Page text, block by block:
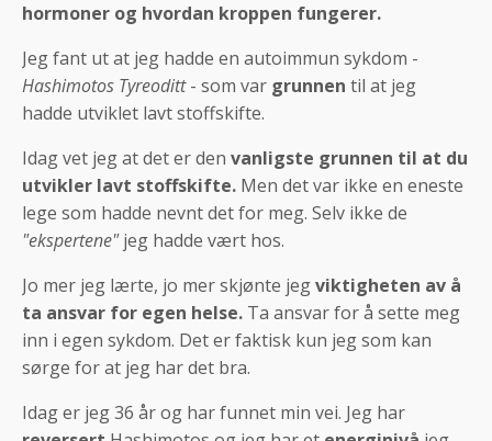
hormoner og hvordan kroppen fungerer.
Jeg fant ut at jeg hadde en autoimmun sykdom -
Hashimotos Tyreoditt- som var grunnen til at jeg
hadde utviklet lavt stoffskifte.
Idag vet jeg at det er den vanligste grunnen til at du
utvikler lavt stoffskifte. Men det var ikke en eneste
lege som hadde nevnt det for meg. Selv ikke de
"ekspertene"jeg hadde vært hos.
Jo mer jeg lærte, jo mer skjønte jegviktigheten av å
ta ansvar for egen helse. Ta ansvar for å sette meg
inn i egen sykdom. Det er faktisk kun jeg som kan
sørge for at jeg har det bra.
Idag er jeg 36 år og har funnet min vei. Jeg har